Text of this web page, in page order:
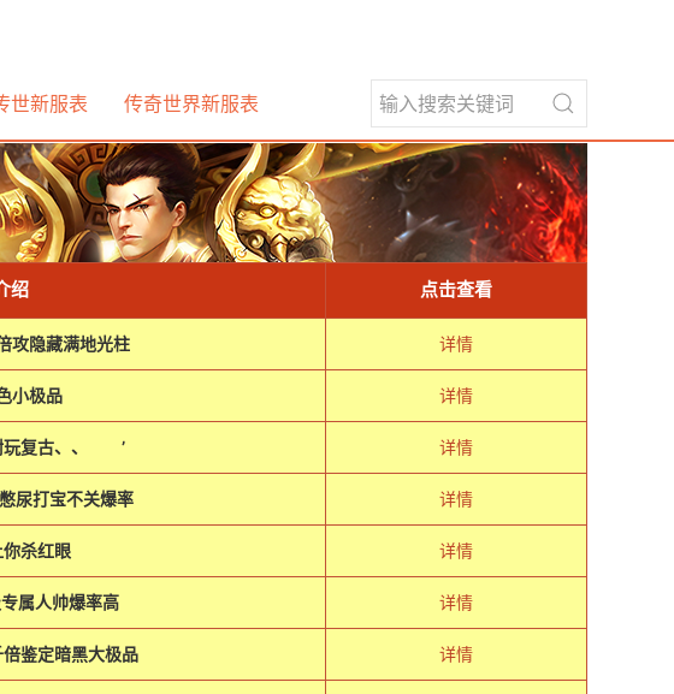
世新服表 传奇世界新服表
绍 点击查看
攻隐藏满地光柱 详情
小极品 详情
复古、、 ’ 详情
尿打宝不关爆率 详情
杀红眼 详情
属人帅爆率高 详情
鉴定暗黑大极品 详情